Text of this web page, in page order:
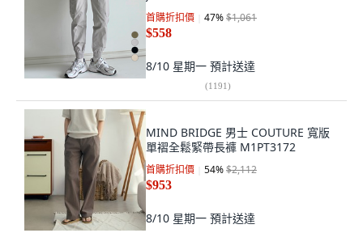
首購折扣價 47%$1,061
$558
8/10 星期一 預計送達
(1191)
MIND BRIDGE 男士 COUTURE 寬版
單褶全鬆緊帶長褲 M1PT3172
首購折扣價 54%$2,112
$953
8/10 星期一 預計送達